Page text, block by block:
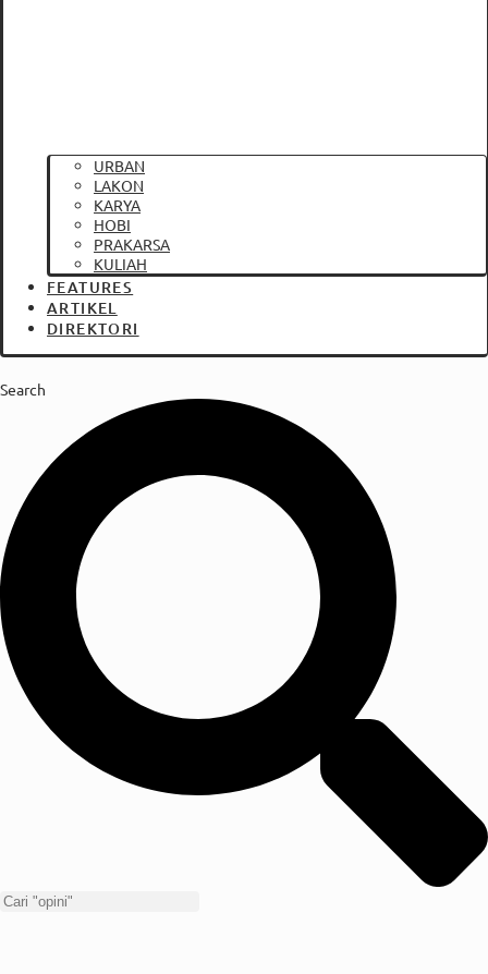
URBAN
LAKON
KARYA
HOBI
PRAKARSA
KULIAH
FEATURES
ARTIKEL
DIREKTORI
Search